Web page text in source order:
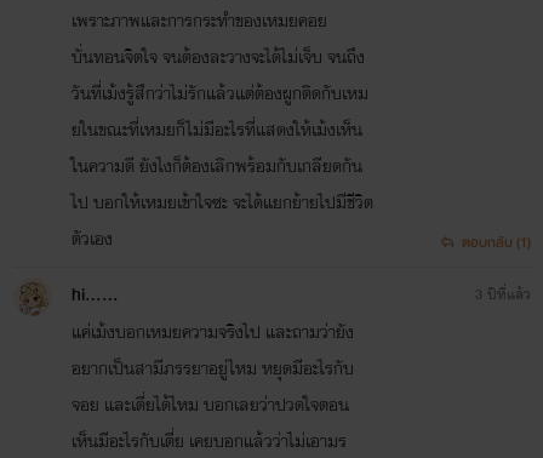
เพราะภาพและการกระทำของเหมยคอย
บั่นทอนจิตใจ จนต้องละวางจะได้ไม่เจ็บ จนถึง
วันที่เม้งรู้สึกว่าไม่รักแล้วแต่ต้องผูกติดกับเหม
ยในขณะที่เหมยก็ไม่มีอะไรที่แสดงให้เม้งเห็น
ในความดี ยังไงก็ต้องเลิกพร้อมกับเกลียดกัน
ไป บอกให้เหมยเข้าใจซะ จะได้แยกย้ายไปมีชีวิต
ตัวเอง
ตอบกลับ (1)
hi......
แค่เม้งบอกเหมยความจริงไป และถามว่ายัง
อยากเป็นสามีภรรยาอยู่ไหม หยุดมีอะไรกับ
จอย และเตี่ยได้ไหม บอกเลยว่าปวดใจตอน
เห็นมีอะไรกับเตี่ย เคยบอกแล้วว่าไม่เอามร
3 ปีที่แล้ว